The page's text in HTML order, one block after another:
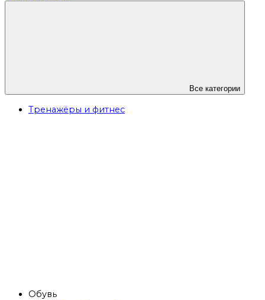
Все категории
Тренажёры и фитнес
Обувь